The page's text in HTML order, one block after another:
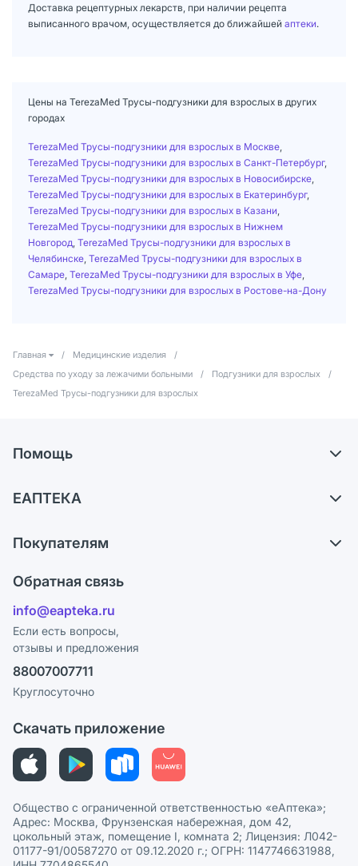
Доставка рецептурных лекарств, при наличии рецепта
выписанного врачом, осуществляется до ближайшей аптеки.
Цены на TerezaMed Трусы-подгузники для взрослых в других
городах
TerezaMed Трусы-подгузники для взрослых в Москве
TerezaMed Трусы-подгузники для взрослых в Санкт-Петербург,
TerezaMed Трусы-подгузники для взрослых в Новосибирске
TerezaMed Трусы-подгузники для взрослых в Екатеринбург,
TerezaMed Трусы-подгузники для взрослых в Казани
TerezaMed Трусы-подгузники для взрослых в Нижнем
Новгород TerezaMed Трусы-подгузники для взрослых в
Челябинске TerezaMed Трусы-подгузники для взрослых в
Самаре TerezaMed Трусы-подгузники для взрослых в Уфе
TerezaMed Трусы-подгузники для взрослых в Ростове-на-Дону
Главная / Медицинские изделия
/
Средства по уходу за лежачими больными
/ Подгузники для взрослых
/
TerezaMed Трусы-подгузники для взрослых
Помощь
Самовывоз из аптек
Ответы на вопросы
Блог
ЕАПТЕКА
Карьера
Поставщики
Лицензия
Реклама на сайте
Ваши товары на ЕАПТЕКЕ
Покупателям
Программа СберСпасибо
Политика конфиденциальности
Пользовательское соглашение
Политика рекомендаций
Этика и соответствие
Политика в отношении обработки персональных данных
Обратная связь
info@eapteka.ru
Если есть вопросы,
отзывы и предложения
88007007711
Круглосуточно
Скачать приложение
Общество с ограниченной ответственностью «еАптека»;
Адрес: Москва, Фрунзенская набережная, дом 42,
цокольный этаж, помещение I, комната 2; Лицензия: Л042-
01177-91/00587270 от 09.12.2020 г.; ОГРН: 1147746631988,